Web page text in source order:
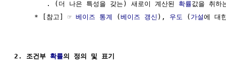
        . (더 나은 특성을 갖는) 새로이 계산된
확률값을 취하
     * [참고] ☞
베이즈 통계 (베이즈 갱신 ), 우도 ( 가설에 대
2. 조건부 확률의 정의 및 표기